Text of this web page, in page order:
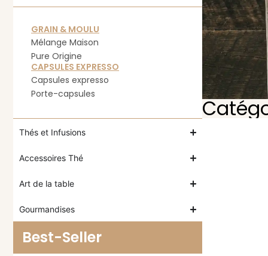
GRAIN & MOULU
Mélange Maison
Pure Origine
CAPSULES EXPRESSO
Capsules expresso
Porte-capsules
Thés et Infusions
Accessoires Thé
Art de la table
Gourmandises
Best-Seller